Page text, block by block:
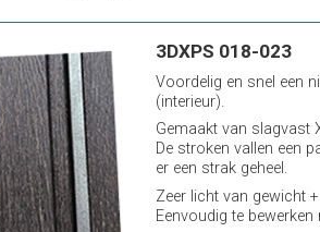
3DXPS 018-023
Voordelig en snel een
(interieur).
Gemaakt van slagvast
De stroken vallen een
er een strak geheel.
Zeer licht van gewicht
Eenvoudig te